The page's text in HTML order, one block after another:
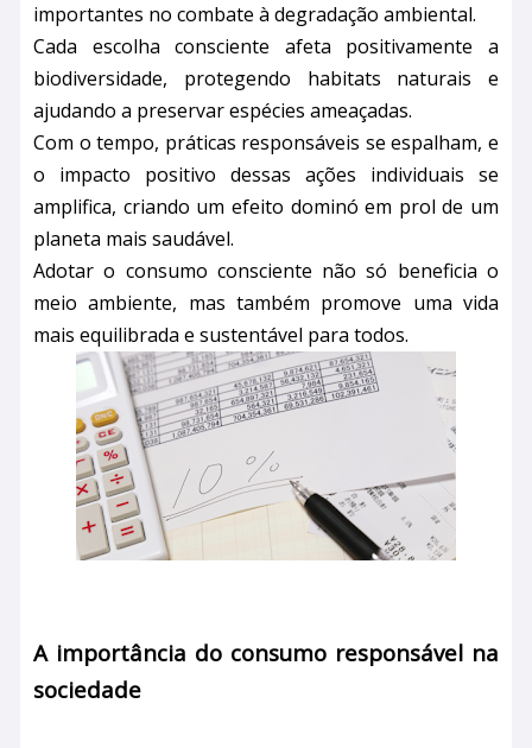
importantes no combate à degradação ambiental.
Cada escolha consciente afeta positivamente a
biodiversidade, protegendo habitats naturais e
ajudando a preservar espécies ameaçadas.
Com o tempo, práticas responsáveis se espalham, e
o impacto positivo dessas ações individuais se
amplifica, criando um efeito dominó em prol de um
planeta mais saudável.
Adotar o consumo consciente não só beneficia o
meio ambiente, mas também promove uma vida
mais equilibrada e sustentável para todos.
A importância do consumo responsável na
sociedade